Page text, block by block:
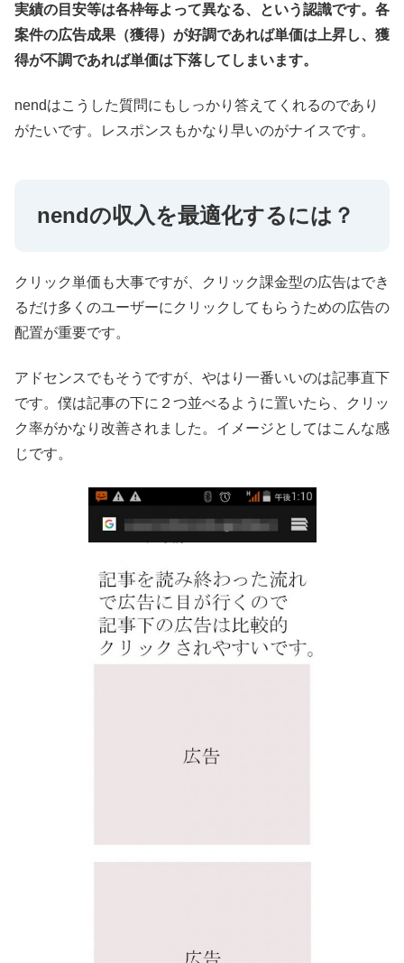
実績の目安等は各枠毎よって異なる、という認識です。 各
案件の広告成果（獲得）が好調であれば単価は上昇し、 獲
得が不調であれば単価は下落してしまいます。
nendはこうした質問にもしっかり答えてくれるのであり
がたいです。レスポンスもかなり早いのがナイスです。
nendの収入を最適化するには？
クリック単価も大事ですが、クリック課金型の広告はでき
るだけ多くのユーザーにクリックしてもらうための広告の
配置が重要です。
アドセンスでもそうですが、やはり一番いいのは記事直下
です。僕は記事の下に２つ並べるように置いたら、クリッ
ク率がかなり改善されました。イメージとしてはこんな感
じです。